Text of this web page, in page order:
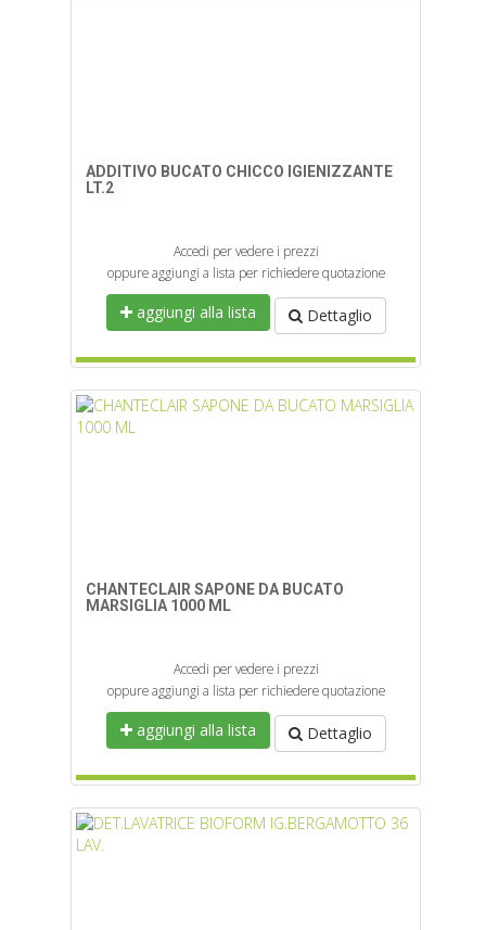
ADDITIVO BUCATO CHICCO IGIENIZZANTE
LT.2
Accedi per vedere i prezzi
oppure aggiungi a lista per richiedere quotazione
aggiungi alla lista Dettaglio
CHANTECLAIR SAPONE DA BUCATO
MARSIGLIA 1000 ML
Accedi per vedere i prezzi
oppure aggiungi a lista per richiedere quotazione
aggiungi alla lista Dettaglio